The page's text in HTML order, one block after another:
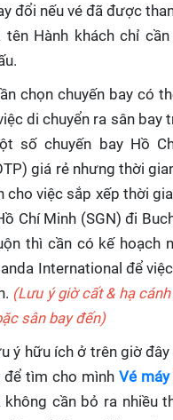
đổi nếu vé đã được
tên Hành khách chỉ
chọn chuyến bay có
di chuyển ra sân bay
số chuyến bay Hồ
giá rẻ nhưng thời
cho việc sắp xếp thời
Chí Minh (SGN) đi
thì cần có kế hoạch
International để
(Lưu ý giờ cất & hạ
sân bay đến)
ý hữu ích ở trên giờ
để tìm cho mình Vé
không cần bỏ ra nhiều